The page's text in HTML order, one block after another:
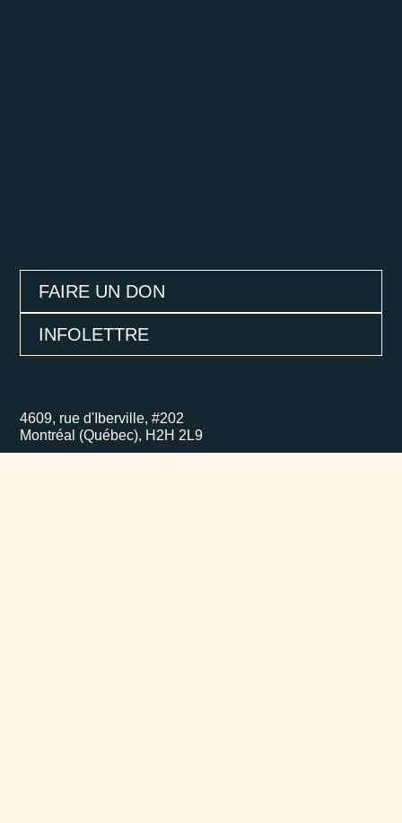
FAIRE UN DON
INFOLETTRE
4609, rue d'Iberville, #202
Montréal (Québec), H2H 2L9